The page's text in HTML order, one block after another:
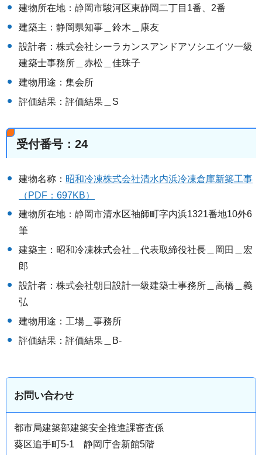
建物所在地：静岡市駿河区東静岡二丁目1番、2番
建築主：静岡県知事＿鈴木＿康友
設計者：株式会社シーラカンスアンドアソシエイツ一級
建築士事務所＿赤松＿佳珠子
建物用途：集会所
評価結果：評価結果＿S
受付番号：24
建物名称： 昭和冷凍株式会社清水内浜冷凍倉庫新築工事
（PDF：697KB）
建物所在地：静岡市清水区袖師町字内浜1321番地10外6
筆
建築主：昭和冷凍株式会社＿代表取締役社長＿岡田＿宏
郎
設計者：株式会社朝日設計一級建築士事務所＿高橋＿義
弘
建物用途：工場＿事務所
評価結果：評価結果＿B-
お問い合わせ
都市局建築部建築安全推進課審査係
葵区追手町5-1 静岡庁舎新館5階